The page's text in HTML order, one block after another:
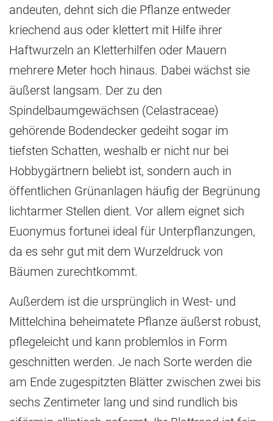
andeuten, dehnt sich die Pflanze entweder
kriechend aus oder klettert mit Hilfe ihrer
Haftwurzeln an Kletterhilfen oder Mauern
mehrere Meter hoch hinaus. Dabei wächst sie
äußerst langsam. Der zu den
Spindelbaumgewächsen (Celastraceae)
gehörende Bodendecker gedeiht sogar im
tiefsten Schatten, weshalb er nicht nur bei
Hobbygärtnern beliebt ist, sondern auch in
öffentlichen Grünanlagen häufig der Begrünung
lichtarmer Stellen dient. Vor allem eignet sich
Euonymus fortunei ideal für Unterpflanzungen,
da es sehr gut mit dem Wurzeldruck von
Bäumen zurechtkommt.
Außerdem ist die ursprünglich in West- und
Mittelchina beheimatete Pflanze äußerst robust,
pflegeleicht und kann problemlos in Form
geschnitten werden. Je nach Sorte werden die
am Ende zugespitzten Blätter zwischen zwei bis
sechs Zentimeter lang und sind rundlich bis